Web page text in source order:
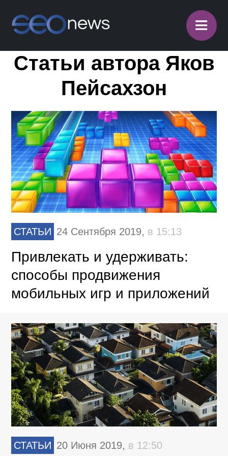
≡
Статьи автора Яков
Пейсахзон
СТАТЬИ 24 Сентября 2019, в 15:13
Привлекать и удерживать:
способы продвижения
мобильных игр и приложений
СТАТЬИ 20 Июня 2019, в 12:50